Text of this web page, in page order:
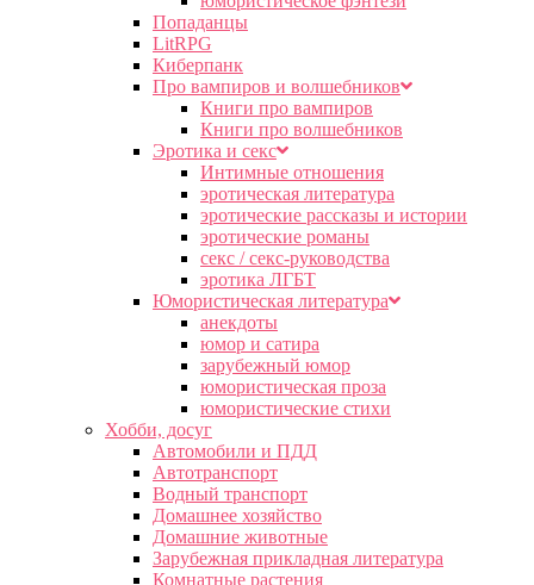
Попаданцы
LitRPG
Киберпанк
Про вампиров и волшебников
Книги про вампиров
Книги про волшебников
Эротика и секс
Интимные отношения
эротическая литература
эротические рассказы и истории
эротические романы
секс / секс-руководства
эротика ЛГБТ
Юмористическая литература
анекдоты
юмор и сатира
зарубежный юмор
юмористическая проза
юмористические стихи
Хобби, досуг
Автомобили и ПДД
Автотранспорт
Водный транспорт
Домашнее хозяйство
Домашние животные
Зарубежная прикладная литература
Комнатные растения